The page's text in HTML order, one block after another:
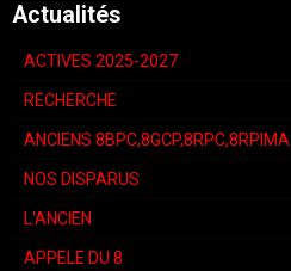
Actualités
ACTIVES 2025-2027
RECHERCHE
ANCIENS 8BPC,8GCP,8RPC,8RPIMA
NOS DISPARUS
L'ANCIEN
APPELE DU 8